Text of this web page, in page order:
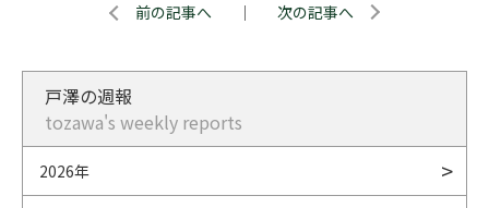
前の記事へ ｜ 次の記事へ
戸澤の週報
tozawa's weekly reports
2026年